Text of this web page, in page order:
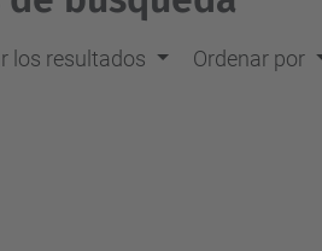
los resultados Ordenar por